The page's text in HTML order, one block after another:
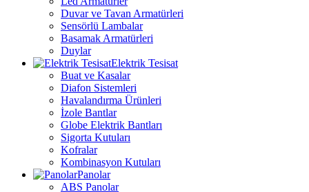
Duvar ve Tavan Armatürleri
Sensörlü Lambalar
Basamak Armatürleri
Duylar
Elektrik Tesisat
Buat ve Kasalar
Diafon Sistemleri
Havalandırma Ürünleri
İzole Bantlar
Globe Elektrik Bantları
Sigorta Kutuları
Kofralar
Kombinasyon Kutuları
Panolar
ABS Panolar